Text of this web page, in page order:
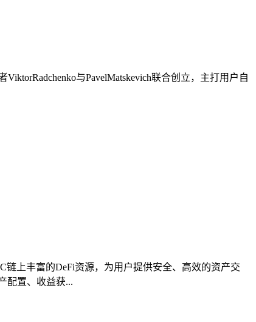
与PavelMatskevich联合创立，主打用户自
链上丰富的DeFi资源，为用户提供安全、高效的资产交
配置、收益获...